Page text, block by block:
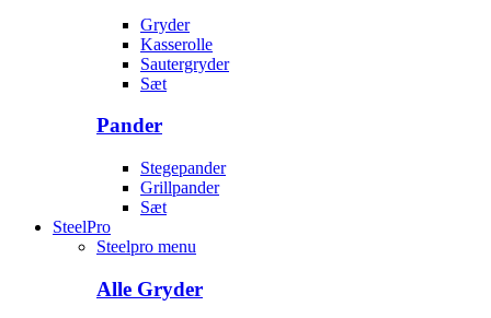
Gryder
Kasserolle
Sautergryder
Sæt
Pander
Stegepander
Grillpander
Sæt
SteelPro
Steelpro menu
Alle Gryder